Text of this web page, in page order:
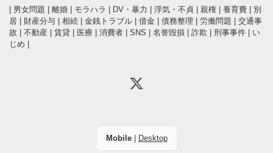
男女問題 離婚 モラハラ DV・暴力 浮気・不貞 親権 養育費
別
居
財産分与 相続 金銭トラブル 借金 債務整理 労働問題
交通事
故
不動産 賃貸 医療 消費者 SNS 名誉毀損 詐欺 刑事事件
い
じめ
Mobile| Desktop